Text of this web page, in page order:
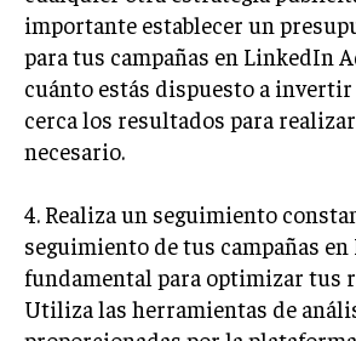
TALENTOS
RECURSOS HUMANOS Y
TALENTO
COMPENSACIÓN Y
DESARROLLO DE PERSONAL
GESTIÓN DEL DESEMPEÑO
CULTURA Y CLIMA
importante establecer un
para tus campañas en LinkedIn
cuánto estás dispuesto a
cerca los resultados para
necesario.
4. Realiza un seguimiento
seguimiento de tus campañas
fundamental para optimizar tus
Utiliza las herramientas de